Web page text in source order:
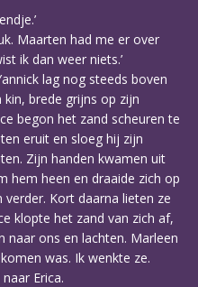
Maarten had me er over
ik dan weer niets.’
lag nog steeds boven
brede grijns op zijn
begon het zand scheuren te
eruit en sloeg hij zijn
Zijn handen kwamen uit
hem heen en draaide zich op
Kort daarna lieten ze
klopte het zand van zich af,
naar ons en lachten. Marleen
was. Ik wenkte ze.
Erica.